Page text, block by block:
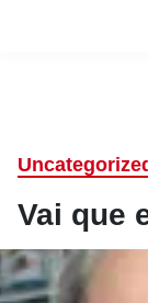
Vai que